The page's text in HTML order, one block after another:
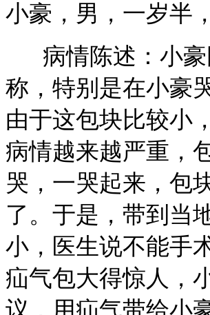
小豪，男，一岁半
病情陈述：小豪
称，特别是在小豪
由于这包块比较小
病情越来越严重，
哭，一哭起来，包
了。于是，带到当
小，医生说不能手
疝气包大得惊人，